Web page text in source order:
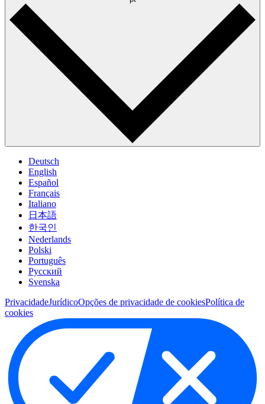
Deutsch
English
Español
Français
Italiano
日本語
한국인
Nederlands
Polski
Português
Pусский
Svenska
PrivacidadeJurídicoOpções de privacidade de cookiesPolítica de
cookies